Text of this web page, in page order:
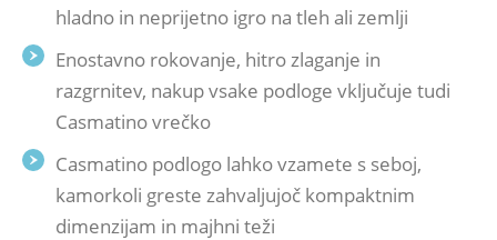
hladno in neprijetno igro na tleh ali zemlji
Enostavno rokovanje, hitro zlaganje in
razgrnitev, nakup vsake podloge vključuje tudi
Casmatino vrečko
Casmatino podlogo lahko vzamete s seboj,
kamorkoli greste zahvaljujoč kompaktnim
dimenzijam in majhni teži